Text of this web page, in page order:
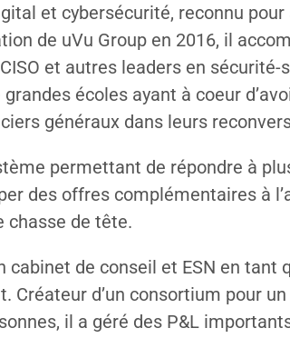
et cybersécurité, reconnu
de uVu Group en 2016, il
et autres leaders en sécurité-
écoles ayant à coeur
généraux dans leurs
permettant de répondre à
des offres complémentaires à
chasse de tête.
de conseil et ESN en tant
Créateur d’un consortium pour
il a géré des P&L